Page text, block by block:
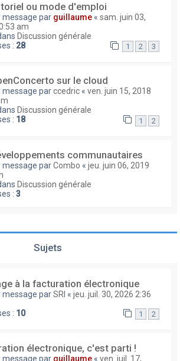
ou mode d'emploi
message par guillaume « sam. juin 03,
am
Discussion générale
: 28 1 2 3
sur le cloud
message parccedric « ven. juin 15, 2018
Discussion générale
: 18 1 2
communautaires
message parCombo « jeu. juin 06, 2019
Discussion générale
: 3
Sujets
à la facturation électronique
message parSRI « jeu. juil. 30, 2026 2:36
: 10 1 2
électronique, c'est parti !
message par guillaume « ven. juil. 17,